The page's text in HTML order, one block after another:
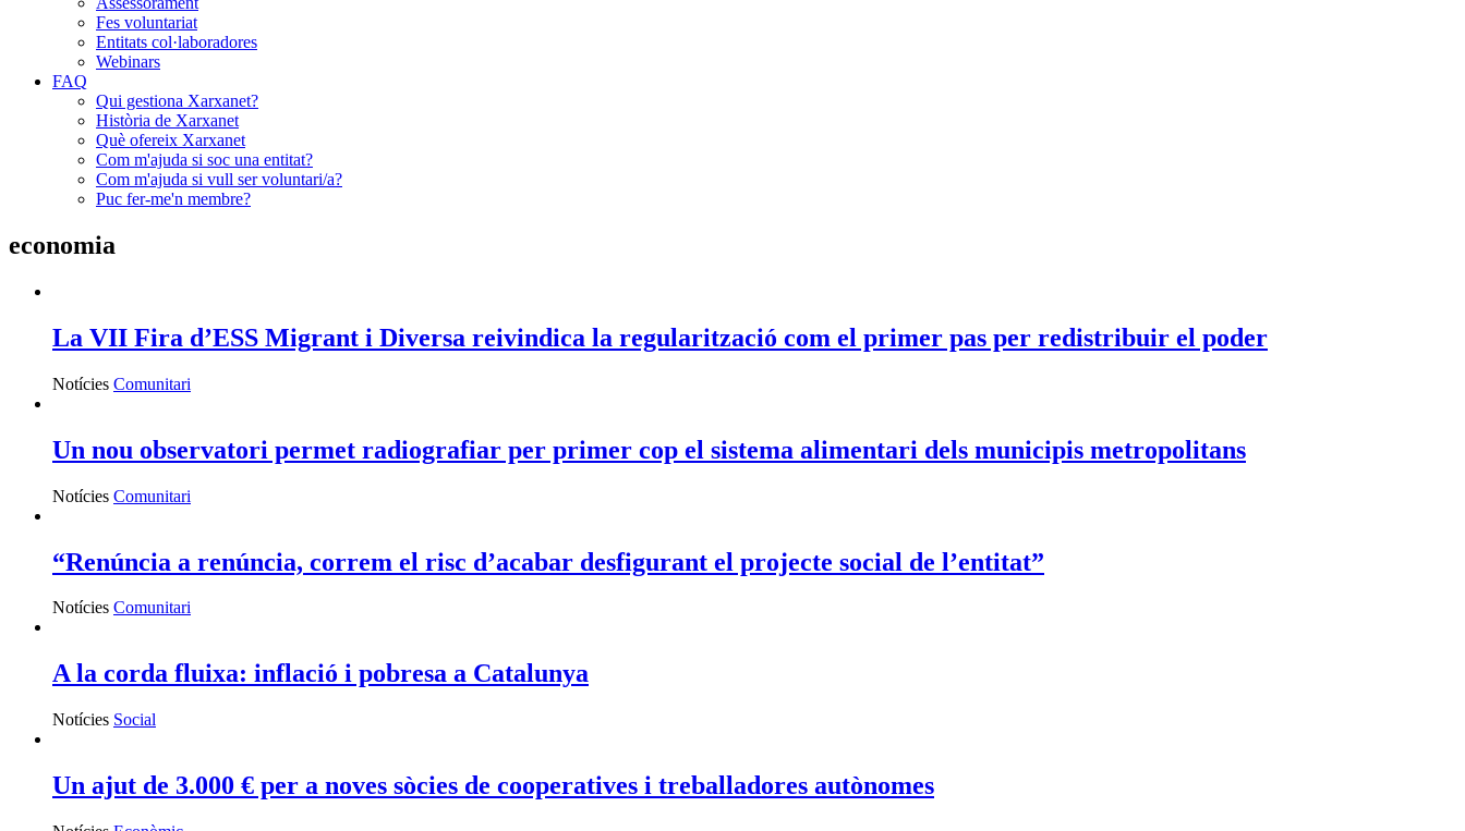
Fes voluntariat
Entitats col·laboradores
Webinars
FAQ
Qui gestiona Xarxanet?
Història de Xarxanet
Què ofereix Xarxanet
Com m'ajuda si soc una entitat?
Com m'ajuda si vull ser voluntari/a?
Puc fer-me'n membre?
economia
La VII Fira d’ESS Migrant i Diversa reivindica la regularització com el primer pas per redistribuir el poder
Notícies Comunitari
Un nou observatori permet radiografiar per primer cop el sistema alimentari dels municipis metropolitans
Notícies Comunitari
“Renúncia a renúncia, correm el risc d’acabar desfigurant el projecte social de l’entitat”
Notícies Comunitari
A la corda fluixa: inflació i pobresa a Catalunya
Notícies Social
Un ajut de 3.000 € per a noves sòcies de cooperatives i treballadores autònomes